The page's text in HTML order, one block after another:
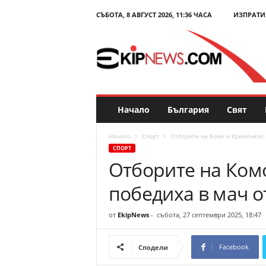
СЪБОТА, 8 АВГУСТ 2026, 11:36 ЧАСА
E
p
N
н
Начало България Свят
Начало Спорт Отборите на Комо и
СПОРТ
Отборите на
победиха в мач
от EkipNews- събота, 27 септември 2025, 18:47
Сподели Facebook